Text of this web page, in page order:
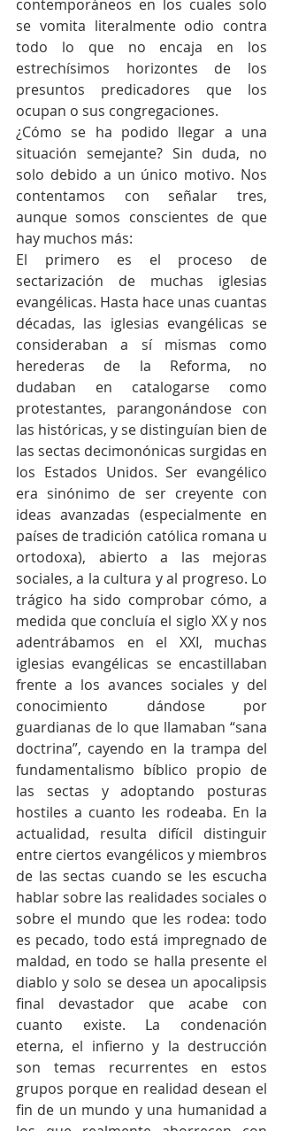
contemporáneos en los cuales solo
se vomita literalmente odio contra
todo lo que no encaja en los
estrechísimos horizontes de los
presuntos predicadores que los
ocupan o sus congregaciones.
¿Cómo se ha podido llegar a una
situación semejante? Sin duda, no
solo debido a un único motivo. Nos
contentamos con señalar tres,
aunque somos conscientes de que
hay muchos más:
El primero es el proceso de
sectarización de muchas iglesias
evangélicas. Hasta hace unas cuantas
décadas, las iglesias evangélicas se
consideraban a sí mismas como
herederas de la Reforma, no
dudaban en catalogarse como
protestantes, parangonándose con
las históricas, y se distinguían bien de
las sectas decimonónicas surgidas en
los Estados Unidos. Ser evangélico
era sinónimo de ser creyente con
ideas avanzadas (especialmente en
países de tradición católica romana u
ortodoxa), abierto a las mejoras
sociales, a la cultura y al progreso. Lo
trágico ha sido comprobar cómo, a
medida que concluía el siglo XX y nos
adentrábamos en el XXI, muchas
iglesias evangélicas se encastillaban
frente a los avances sociales y del
conocimiento dándose por
guardianas de lo que llamaban “sana
doctrina”, cayendo en la trampa del
fundamentalismo bíblico propio de
las sectas y adoptando posturas
hostiles a cuanto les rodeaba. En la
actualidad, resulta difícil distinguir
entre ciertos evangélicos y miembros
de las sectas cuando se les escucha
hablar sobre las realidades sociales o
sobre el mundo que les rodea: todo
es pecado, todo está impregnado de
maldad, en todo se halla presente el
diablo y solo se desea un apocalipsis
final devastador que acabe con
cuanto existe. La condenación
eterna, el infierno y la destrucción
son temas recurrentes en estos
grupos porque en realidad desean el
fin de un mundo y una humanidad a